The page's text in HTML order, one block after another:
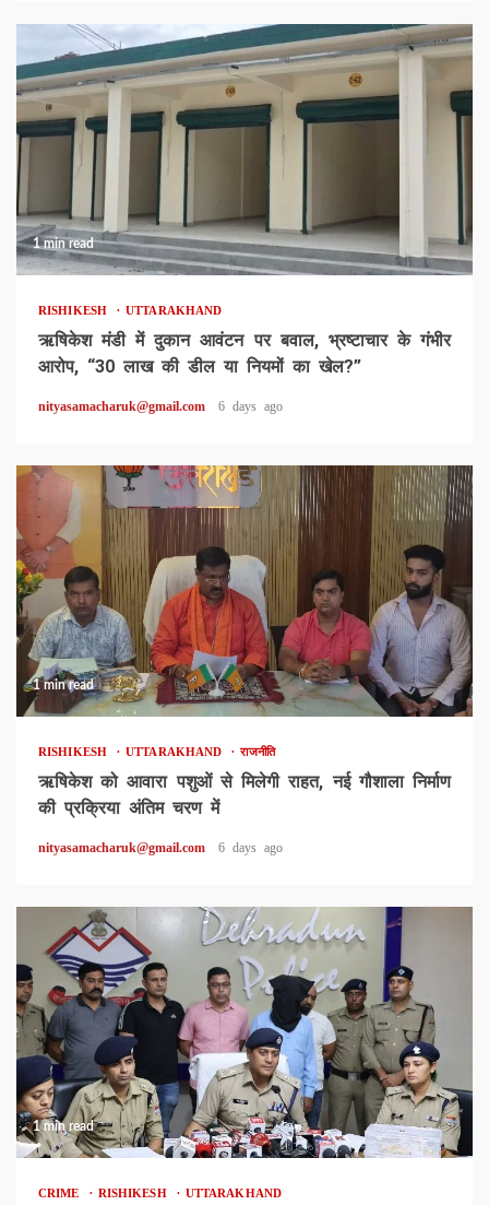
1 min read
RISHIKESH UTTARAKHAND
ऋषिकेश मंडी में दुकान आवंटन पर बवाल, भ्रष्टाचार के गंभीर
आरोप, “30 लाख की डील या नियमों का खेल?”
nityasamacharuk@gmail.com 6 days ago
1 min read
RISHIKESH UTTARAKHAND राजनीति
ऋषिकेश को आवारा पशुओं से मिलेगी राहत, नई गौशाला निर्माण
की प्रक्रिया अंतिम चरण में
nityasamacharuk@gmail.com 6 days ago
1 min read
CRIME RISHIKESH UTTARAKHAND